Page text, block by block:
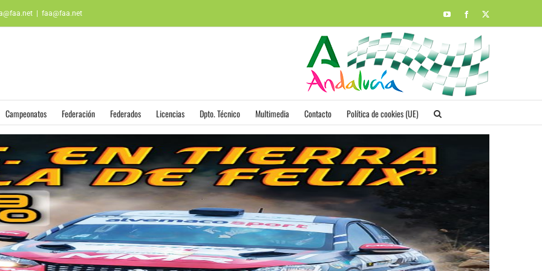
faa@faa.net YouTubeFacebook
Campeonatos Federación Federados Licencias Dpto. Técnico Multimedia Contacto Política de cookies (UE)